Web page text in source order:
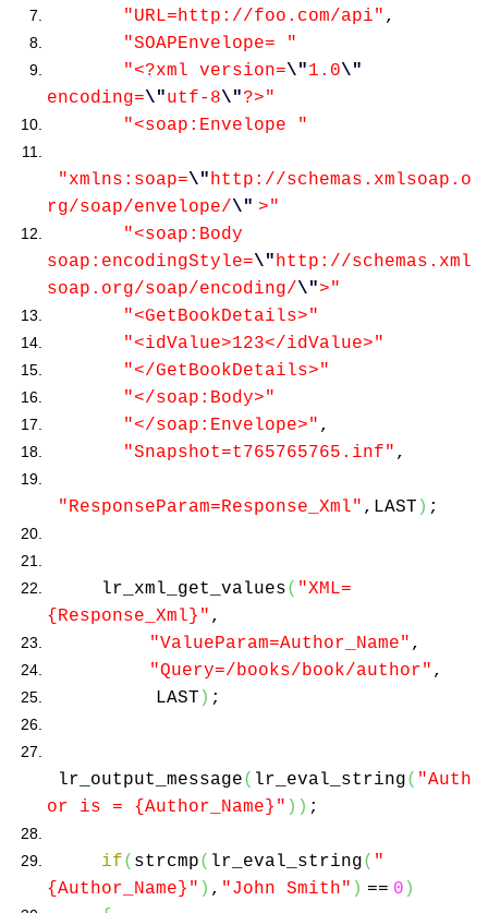
"URL=http://foo.com/api" ,
"SOAPEnvelope= "
"<?xml version=\"1.0\"
encoding=\"utf-8\"?>"
"<soap:Envelope "
"xmlns:soap=\"http://schemas.xmlsoap.o
rg/soap/envelope/\" >"
"<soap:Body
soap:encodingStyle=\"http://schemas.xml
soap.org/soap/encoding/\">"
"<GetBookDetails>"
"<idValue>123</idValue>"
"</GetBookDetails>"
"</soap:Body>"
"</soap:Envelope>" ,
"Snapshot=t765765765.inf" ,
"ResponseParam=Response_Xml" ,LAST ) ;
lr_xml_get_values( "XML=
{Response_Xml}" ,
"ValueParam=Author_Name" ,
"Query=/books/book/author" ,
LAST ) ;
lr_output_message( lr_eval_string( "Auth
or is = {Author_Name}" )) ;
if( strcmp( lr_eval_string( "
{Author_Name}" ) , "John Smith" ) == 0 )